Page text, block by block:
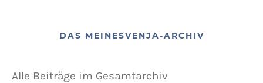
DAS MEINESVENJA-ARCHIV
Alle Beiträge im Gesamtarchiv